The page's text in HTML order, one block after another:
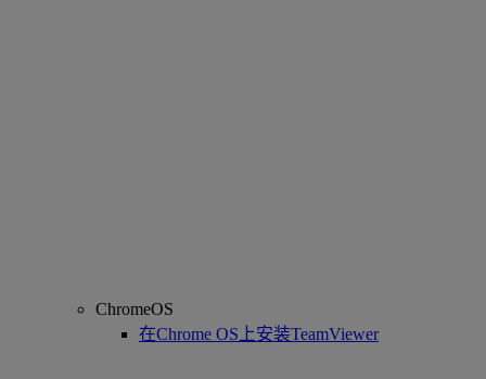
ChromeOS
在Chrome OS上安装TeamViewer